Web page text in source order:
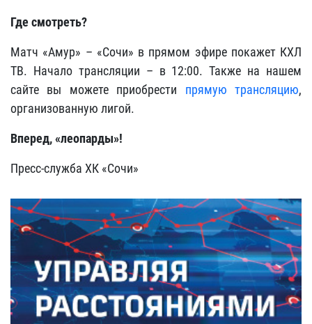
Где смотреть?
Матч «Амур» – «Сочи» в прямом эфире покажет КХЛ
ТВ. Начало трансляции – в 12:00. Также на нашем
сайте вы можете приобрести прямую трансляцию,
организованную лигой.
Вперед, «леопарды»!
Пресс-служба ХК «Сочи»